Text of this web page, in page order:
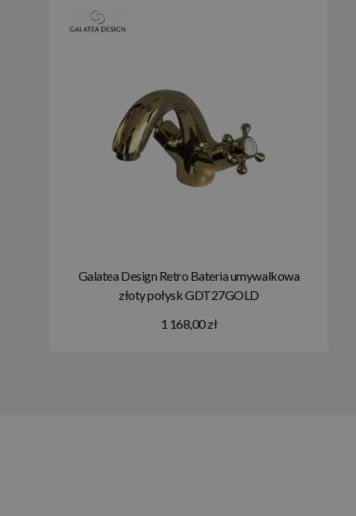
Galatea Design Retro Bateria umywalkowa
złoty połysk GDT27GOLD
1 168,00 zł